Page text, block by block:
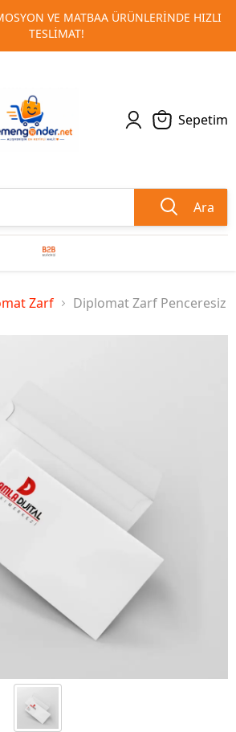
🎁 TOPLU SIPARIŞLERINIZDE ÖZEL İNDIRIM
1 2
Sepetim
Ara
Zarf Diplomat Zarf Penceresiz